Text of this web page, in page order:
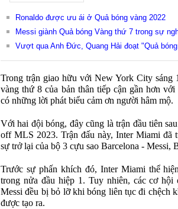
Ronaldo được ưu ái ở Quả bóng vàng 2022
Messi giành Quả bóng Vàng thứ 7 trong sự
Vượt qua Anh Đức, Quang Hải đoạt "Quả
Trong trận giao hữu với New York City sáng
vàng thứ 8 của bản thân tiếp cận gần hơn
có những lời phát biểu cảm ơn người hâm mộ.
Với hai đội bóng, đây cũng là trận đầu tiên
off MLS 2023. Trận đấu này, Inter Miami đã
sự trở lại của bộ 3 cựu sao Barcelona - Messi,
Trước sự phấn khích đó, Inter Miami thể
trong nửa đầu hiệp 1. Tuy nhiên, các cơ
Messi đều bị bỏ lỡ khi bóng liên tục đi chệch
được tạo ra.